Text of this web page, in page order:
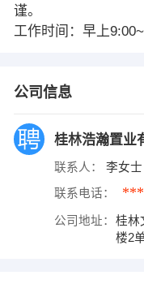
谨。
工作时间：早上
公司信息
桂林浩瀚置业
联系人： 李女士
联系电话：
公司地址：
桂林
楼2